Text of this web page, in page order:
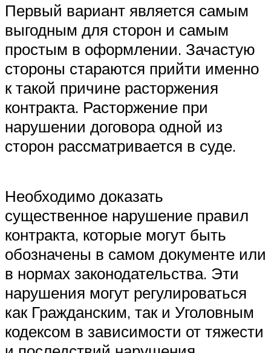
Первый вариант является самым
выгодным для сторон и самым
простым в оформлении. Зачастую
стороны стараются прийти именно
к такой причине расторжения
контракта. Расторжение при
нарушении договора одной из
сторон рассматривается в суде.
Необходимо доказать
существенное нарушение правил
контракта, которые могут быть
обозначены в самом документе или
в нормах законодательства. Эти
нарушения могут регулироваться
как Гражданским, так и Уголовным
кодексом в зависимости от тяжести